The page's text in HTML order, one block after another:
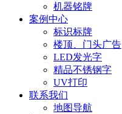
机器铭牌
案例中心
标识标牌
楼顶、门头广告
LED发光字
精品不锈钢字
UV打印
联系我们
地图导航